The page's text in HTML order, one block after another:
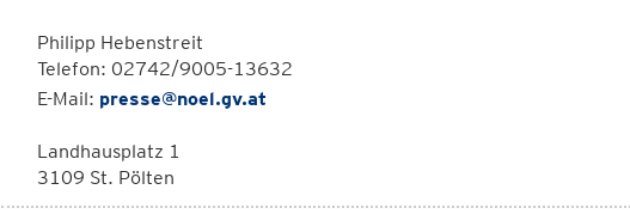
Philipp Hebenstreit
Telefon: 02742/9005-13632
E-Mail: presse@noel.gv.at
Landhausplatz 1
3109 St. Pölten